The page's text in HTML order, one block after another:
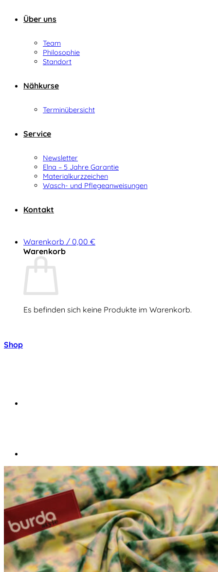
Über uns
Team
Philosophie
Standort
Nähkurse
Terminübersicht
Service
Newsletter
Elna – 5 Jahre Garantie
Materialkurzzeichen
Wasch- und Pflegeanweisungen
Kontakt
Warenkorb / 0,00 €
Warenkorb
Es befinden sich keine Produkte im Warenkorb.
Shop